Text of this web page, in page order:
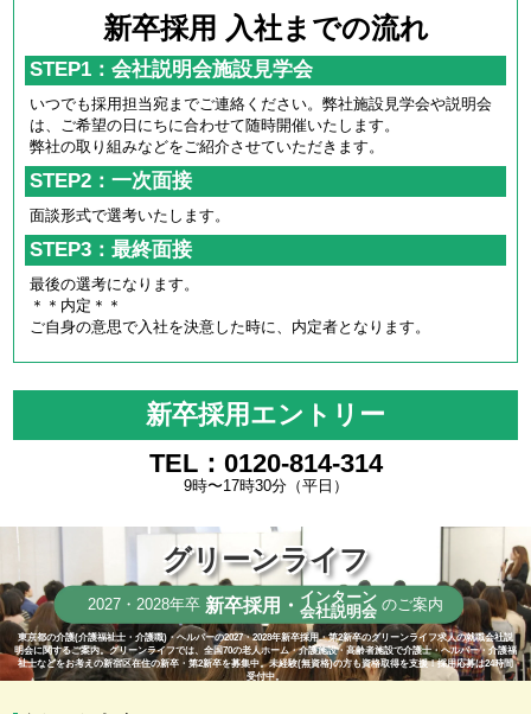
新卒採用 入社までの流れ
STEP1：会社説明会施設見学会
いつでも採用担当宛までご連絡ください。弊社施設見学会や説明会
は、ご希望の日にちに合わせて随時開催いたします。
弊社の取り組みなどをご紹介させていただきます。
STEP2：一次面接
面談形式で選考いたします。
STEP3：最終面接
最後の選考になります。
＊＊内定＊＊
ご自身の意思で入社を決意した時に、内定者となります。
新卒採用エントリー
TEL：0120-814-314
9時〜17時30分（平日）
グリーンライフ
2027・2028年卒 新卒採用・ インターン
会社説明会 のご案内
東京都の介護(介護福祉士・介護職)・ヘルパーの2027・2028年新卒採用・第2新卒のグリーンライフ求人の就職会社説
明会に関するご案内。グリーンライフでは、全国70の老人ホーム・介護施設・高齢者施設で介護士・ヘルパー・介護福
祉士などをお考えの新宿区在住の新卒・第2新卒を募集中。未経験(無資格)の方も資格取得を支援！採用応募は24時間
受付中。